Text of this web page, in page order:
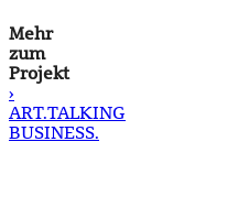
Mehr
zum
Projekt
›
ART.TALKING
BUSINESS.